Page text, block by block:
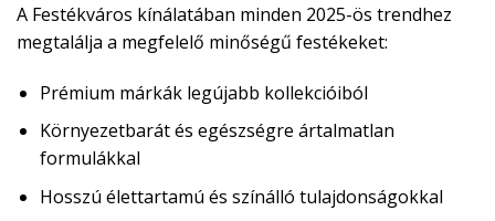
A Festékváros kínálatában minden 2025-ös trendhez
megtalálja a megfelelő minőségű festékeket:
Prémium márkák legújabb kollekcióiból
Környezetbarát és egészségre ártalmatlan
formulákkal
Hosszú élettartamú és színálló tulajdonságokkal